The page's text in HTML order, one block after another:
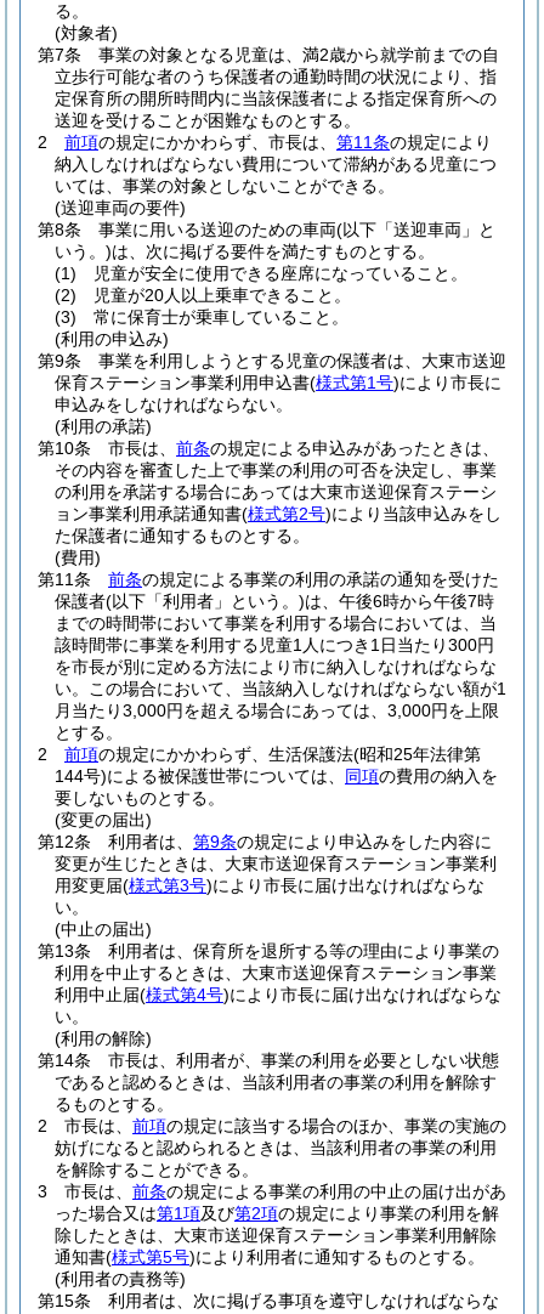
る。
(対象者)
第7条
事業の対象となる児童は、満2歳から就学前までの自
立歩行可能な者のうち保護者の通勤時間の状況により、指
定保育所の開所時間内に当該保護者による指定保育所への
送迎を受けることが困難なものとする。
2
前項の規定にかかわらず、市長は、 第11条の規定により
納入しなければならない費用について滞納がある児童につ
いては、事業の対象としないことができる。
(送迎車両の要件)
第8条
事業に用いる送迎のための車両(以下「送迎車両」と
いう。)は、次に掲げる要件を満たすものとする。
(1)
児童が安全に使用できる座席になっていること。
(2)
児童が20人以上乗車できること。
(3)
常に保育士が乗車していること。
(利用の申込み)
第9条
事業を利用しようとする児童の保護者は、大東市送迎
保育ステーション事業利用申込書(様式第1号)により市長に
申込みをしなければならない。
(利用の承諾)
第10条
市長は、 前条の規定による申込みがあったときは、
その内容を審査した上で事業の利用の可否を決定し、事業
の利用を承諾する場合にあっては大東市送迎保育ステーシ
ョン事業利用承諾通知書(様式第2号)により当該申込みをし
た保護者に通知するものとする。
(費用)
第11条
前条の規定による事業の利用の承諾の通知を受けた
保護者(以下「利用者」という。)は、午後6時から午後7時
までの時間帯において事業を利用する場合においては、当
該時間帯に事業を利用する児童1人につき1日当たり300円
を市長が別に定める方法により市に納入しなければならな
い。
この場合において、当該納入しなければならない額が1
月当たり3,000円を超える場合にあっては、3,000円を上限
とする。
2
前項の規定にかかわらず、生活保護法(昭和25年法律第
144号)による被保護世帯については、 同項の費用の納入を
要しないものとする。
(変更の届出)
第12条
利用者は、 第9条の規定により申込みをした内容に
変更が生じたときは、大東市送迎保育ステーション事業利
用変更届(様式第3号)により市長に届け出なければならな
い。
(中止の届出)
第13条
利用者は、保育所を退所する等の理由により事業の
利用を中止するときは、大東市送迎保育ステーション事業
利用中止届(様式第4号)により市長に届け出なければならな
い。
(利用の解除)
第14条
市長は、利用者が、事業の利用を必要としない状態
であると認めるときは、当該利用者の事業の利用を解除す
るものとする。
2
市長は、 前項の規定に該当する場合のほか、事業の実施の
妨げになると認められるときは、当該利用者の事業の利用
を解除することができる。
3
市長は、 前条の規定による事業の利用の中止の届け出があ
った場合又は第1項及び第2項の規定により事業の利用を解
除したときは、大東市送迎保育ステーション事業利用解除
通知書(様式第5号)により利用者に通知するものとする。
(利用者の責務等)
第15条
利用者は、次に掲げる事項を遵守しなければならな